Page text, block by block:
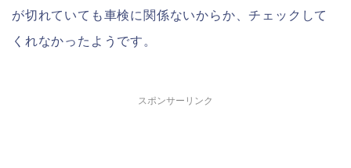
が切れていても車検に関係ないからか、チェックして
くれなかったようです。
スポンサーリンク